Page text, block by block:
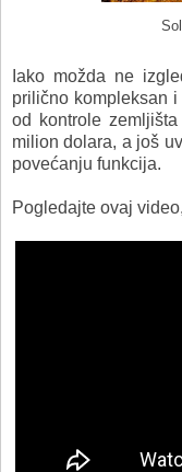
Iako možda ne
prilično kompleksan
od kontrole
milion dolara, a još
povećanju funkcija.
Pogledajte ovaj